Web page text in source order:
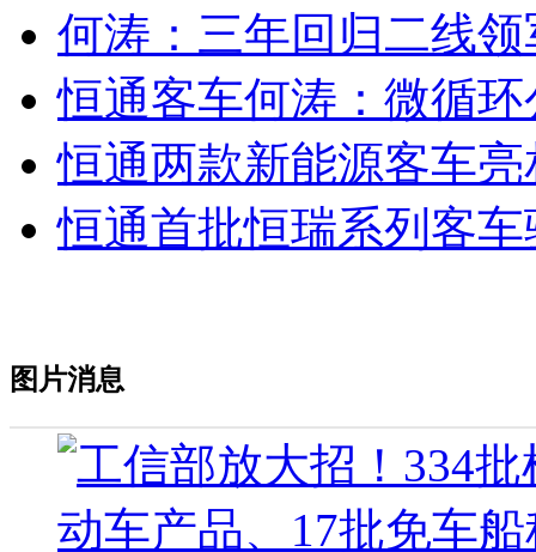
何涛：三年回归二线
恒通客车何涛：微循
恒通两款新能源客车
恒通首批恒瑞系列客
图片消息